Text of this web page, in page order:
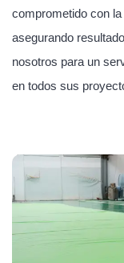
comprometido con
asegurando
nosotros para un
en todos sus